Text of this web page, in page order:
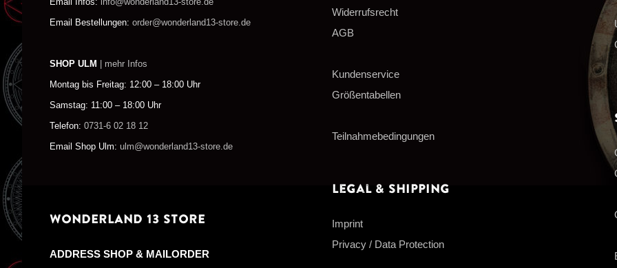
Email Infos: info@wonderland13-store.de
Email Bestellungen: order@wonderland13-store.de
SHOP ULM | mehr Infos
Montag bis Freitag: 12:00 – 18:00 Uhr
Samstag: 11:00 – 18:00 Uhr
Telefon: 0731-6 02 18 12
Email Shop Ulm: ulm@wonderland13-store.de
WONDERLAND 13 STORE
ADDRESS SHOP & MAILORDER
Widerrufsrecht
AGB
Kundenservice
Größentabellen
Teilnahmebedingungen
Legal & Shipping
Imprint
Privacy / Data Protection